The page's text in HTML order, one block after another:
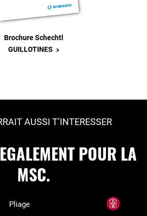
Brochure Schechtl
GUILLOTINES >
AUSSI T’INTERESSER
POUR LA
MSC.
Pliage